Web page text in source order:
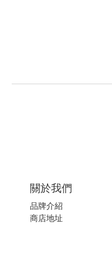
關於我們
品牌介紹
商店地址